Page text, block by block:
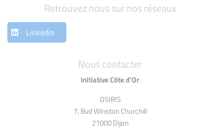
Nous contacter
Initiative Côte d'Or
OSIRIS
7, Bvd Winston Churchill
21000 Dijon
Retrouvez nous sur nos réseaux
Linkedin